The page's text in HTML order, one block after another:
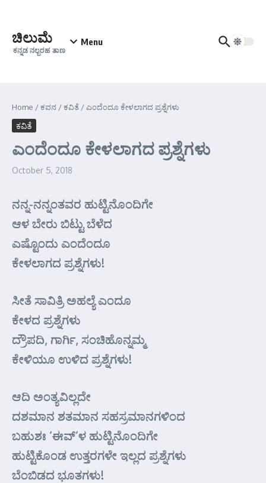
ಚಿಲುಮೆ
ಕನ್ನಡ ನಲ್ಬರಹ ತಾಣ
Menu
Home /ಕವನ /ಕವಿತೆ /ಎಂದೆಂದೂ ಕೇಳಲಾಗದ ಪ್ರಶ್ನೆಗಳು
ಕವಿತೆ
ಎಂದೆಂದೂ ಕೇಳಲಾಗದ ಪ್ರಶ್ನೆಗಳು
October 5, 2018
ನನ್ನ-ನನ್ನಂತವರ ಹುಟ್ಟಿನೊಂದಿಗೇ
ಆಳ ಬೇರು ಬಿಟ್ಟು ಬೆಳೆದ
ಎಷ್ಟೊಂದು ಎಂದೆಂದೂ
ಕೇಳಲಾಗದ ಪ್ರಶ್ನೆಗಳು!
ಸೀತೆ ಸಾವಿತ್ರಿ ಅಹಲ್ಯೆ ಎಂದೂ
ಕೇಳದ ಪ್ರಶ್ನೆಗಳು
ದ್ರೌಪದಿ, ಗಾರ್ಗಿ, ಸಂಚಿಹೊನ್ನಮ್ಮ
ಕೇಳಿಯೂ ಉಳಿದ ಪ್ರಶ್ನೆಗಳು!
ಆದಿ ಅಂತ್ಯವಿಲ್ಲದೇ
ದಶಮಾನ ಶತಮಾನ ಸಹಸ್ರಮಾನಗಳಿಂದ
ಬಹುಶಃ ‘ಈವ್’ಳ ಹುಟ್ಟಿನೊಂದಿಗೇ
ಹುಟ್ಟಿಕೊಂಡ ಉತ್ತರಗಳೇ ಇಲ್ಲದ ಪ್ರಶ್ನೆಗಳು
ಬೆಂಬಿಡದ ಭೂತಗಳು!